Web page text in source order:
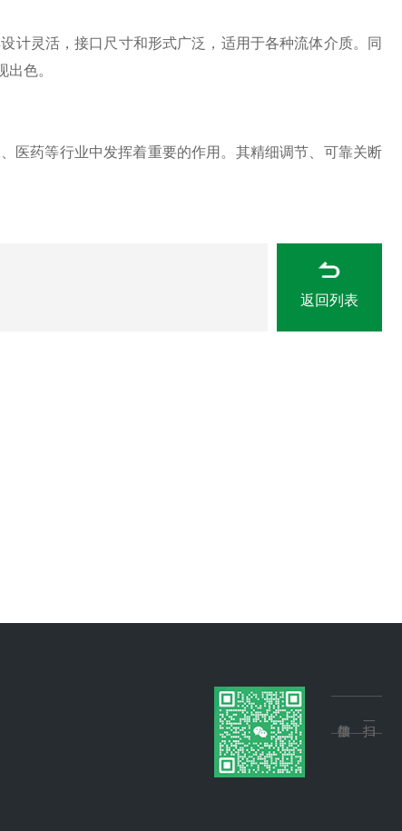
灵活，接口尺寸和形式广泛，适用于各种流体介质。同
色。
药等行业中发挥着重要的作用。其精细调节、可靠关断
返回列表